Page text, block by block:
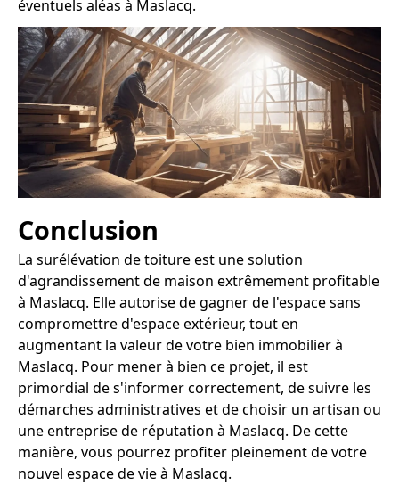
éventuels aléas à Maslacq.
Conclusion
La surélévation de toiture est une solution
d'agrandissement de maison extrêmement profitable
à Maslacq. Elle autorise de gagner de l'espace sans
compromettre d'espace extérieur, tout en
augmentant la valeur de votre bien immobilier à
Maslacq. Pour mener à bien ce projet, il est
primordial de s'informer correctement, de suivre les
démarches administratives et de choisir un artisan ou
une entreprise de réputation à Maslacq. De cette
manière, vous pourrez profiter pleinement de votre
nouvel espace de vie à Maslacq.